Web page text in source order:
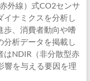
外線）式CO2センサ
イナミクスを分析し
歩、消費者動向や嗜
分析データを掲載し
はNDIR（非分散型赤
響を与える要因を理